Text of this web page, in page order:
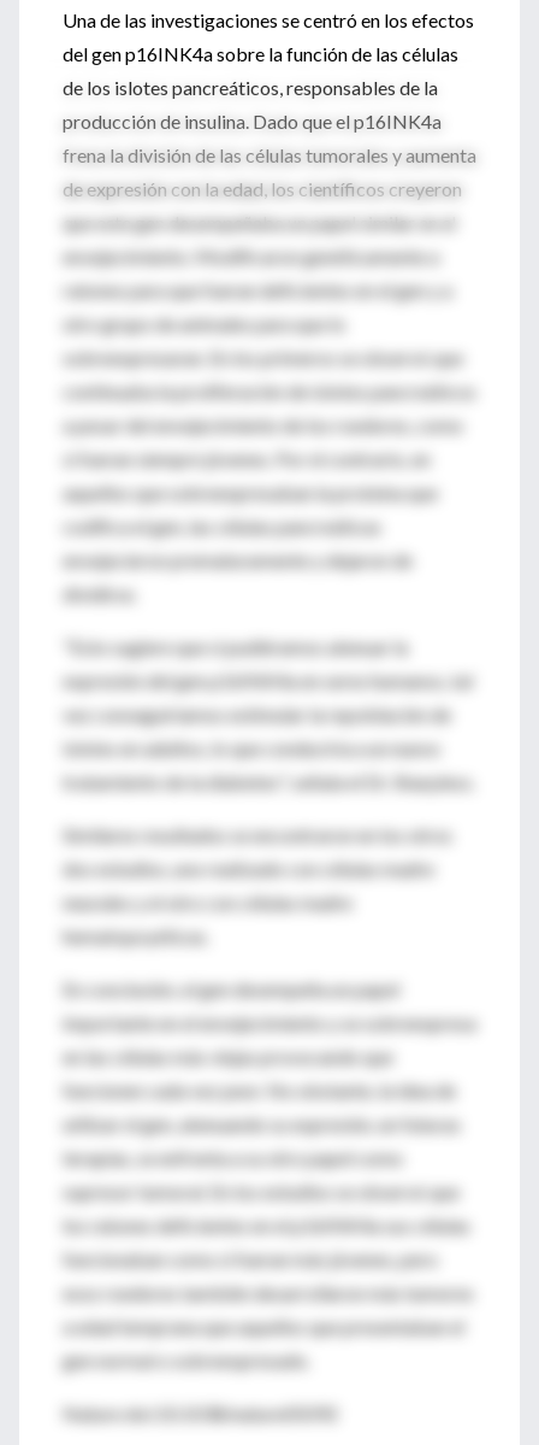
Una de las investigaciones se centró en los efectos
del gen p16INK4a sobre la función de las células
de los islotes pancreáticos, responsables de la
producción de insulina. Dado que el p16INK4a
frena la división de las células tumorales y aumenta
de expresión con la edad, los científicos creyeron
que este gen desempeñaba un papel similar en el
envejecimiento. Modificaron genéticamente a
ratones para que fueran deficientes en el gen y a
otro grupo de animales para que lo
sobreexpresaran. En los primeros se observó que
continuaba la proliferación de islotes pancreáticos
a pesar del envejecimiento de los roedores, como
si fueran siempre jóvenes. Por el contrario, en
aquellos que sobreexpresaban la proteína que
codifica el gen, las células pancreáticas
envejecieron prematuramente y dejaron de
dividirse.
"Esto sugiere que si pudiéramos atenuar la
expresión del gen p16INK4a en seres humanos, tal
vez conseguiríamos estimular la repoblación de
islotes en adultos, lo que conduciría a un nuevo
tratamiento de la diabetes", señala el Dr. Sharpless.
Similares resultados se encontraron en los otros
dos estudios, uno realizado con células madre
neurales y el otro con células madre
hematopoyéticas.
En conclusión, el gen desempeña un papel
importante en el envejecimiento y se sobreexpresa
en las células más viejas provocando que
funcionen cada vez peor. No obstante, la idea de
utilizar el gen, atenuando su expresión, en futuras
terapias, se enfrenta a su otro papel como
supresor tumoral. En los estudios se observó que
los ratones deficientes en el p16INK4a sus células
funcionaban como si fueran más jóvenes, pero
esos roedores también desarrollaron más tumores
a edad temprana que aquellos que presentaban el
gen normal o sobreexpresado.
Nature doi:10.1038/nature05092